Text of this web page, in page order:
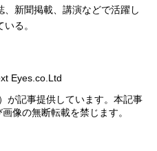
、新聞掲載、講演などで活躍し
いる。
Eyes.co.Ltd
が記事提供しています。本記事
像の無断転載を禁じます。